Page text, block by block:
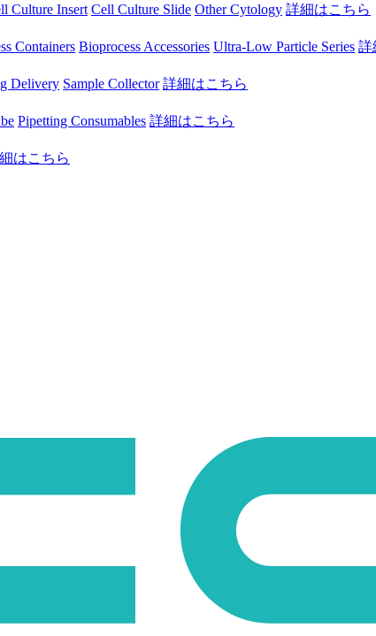
Culture Insert Cell Culture Slide Other Cytology 詳細はこちら
Containers Bioprocess Accessories Ultra-Low Particle Series 詳
Delivery Sample Collector 詳細はこちら
Pipetting Consumables 詳細はこちら
はこちら